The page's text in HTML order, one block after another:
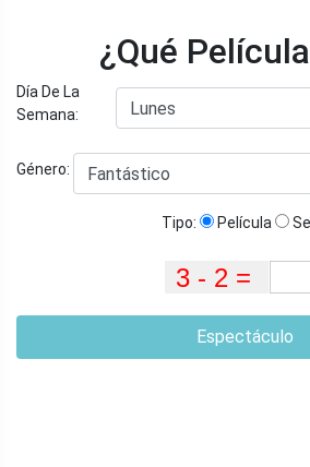
¿Qué
Día De La
Semana:
Género:
Tipo: Película
Espectáculo